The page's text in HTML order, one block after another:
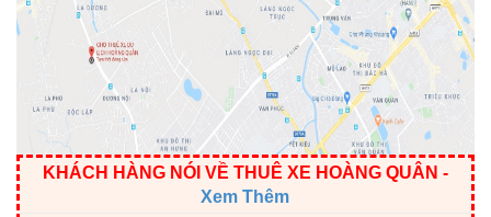
KHÁCH HÀNG NÓI VỀ THUÊ XE HOÀNG QUÂN -
Xem Thêm